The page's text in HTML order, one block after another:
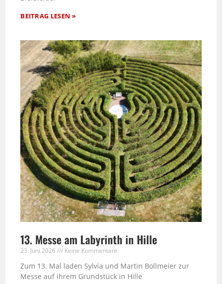
BEITRAG LESEN »
13. Messe am Labyrinth in Hille
23. Juni 2026 Keine Kommentare
Zum 13. Mal laden Sylvia und Martin Bollmeier zur
Messe auf ihrem Grundstück in Hille